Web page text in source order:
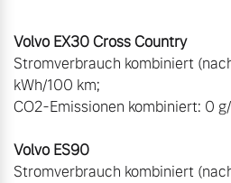
Stromverbrauch kombiniert (nach
kWh/100 km;
CO2-Emissionen kombiniert: 0
Stromverbrauch kombiniert